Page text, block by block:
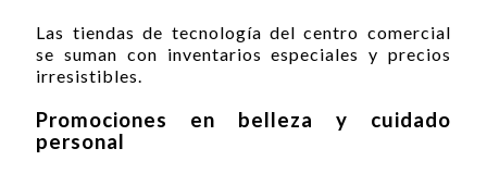
Las tiendas de tecnología del centro comercial
se suman con inventarios especiales y precios
irresistibles.
Promociones en belleza y cuidado
personal